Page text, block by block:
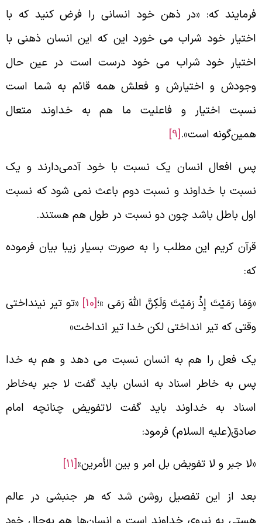
که: «در ذهن خود انسانی را فرض کنید که با
خود شراب می‌ خورد این که این انسان ذهنی با
خود شراب می‌ خود درست است در عین حال
و اختیارش و فعلش همه قائم به شما است
اختیار و فاعلیت ما هم به خداوند متعال
است».[9]
افعال انسان یک نسبت با خود آدمی‌دارند و یک
با خداوند و نسبت دوم باعث نمی‌ شود که نسبت
باطل باشد چون دو نسبت در طول هم هستند.
کریم این مطلب را به صورت بسیار زیبا بیان فرموده
رَمَيْتَ إِذْ رَمَيْتَ وَلَكِنَّ اللّهَ رَمَی »؛ [10]
«تو تیر نینداختی
که تیر انداختی لکن خدا تیر انداخت»
فعل را هم به انسان نسبت می‌ دهد و هم به خدا
به خاطر اسناد به انسان باید گفت لا جبر به‌خاطر
به خداوند باید گفت لاتفویض چنانچه امام
السلام) فرمود:
جبر و لا تفویض بل امر و بین الأمرین»[11]
از این تفصیل روشن شد که هر جنبشی در عالم